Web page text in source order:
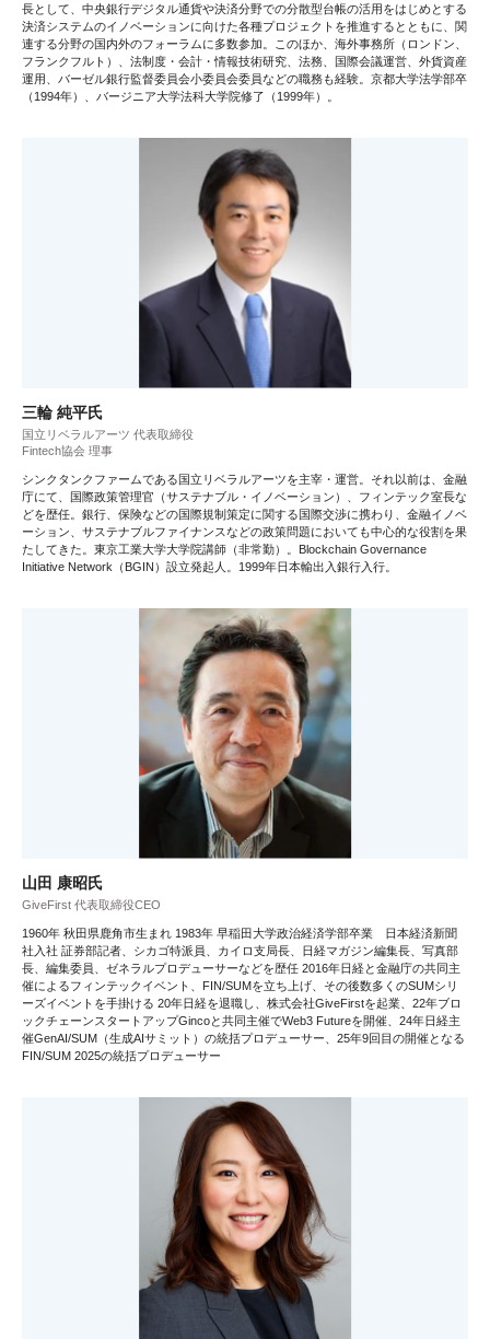
長として、中央銀行デジタル通貨や決済分野での分散型台帳の活用をはじめとする
決済システムのイノベーションに向けた各種プロジェクトを推進するとともに、関
連する分野の国内外のフォーラムに多数参加。このほか、海外事務所（ロンドン、
フランクフルト）、法制度・会計・情報技術研究、法務、国際会議運営、外貨資産
運用、バーゼル銀行監督委員会小委員会委員などの職務も経験。京都大学法学部卒
（1994年）、バージニア大学法科大学院修了（1999年）。
三輪 純平氏
国立リベラルアーツ 代表取締役
Fintech協会 理事
シンクタンクファームである国立リベラルアーツを主宰・運営。それ以前は、金融
庁にて、国際政策管理官（サステナブル・イノベーション）、フィンテック室長な
どを歴任。銀行、保険などの国際規制策定に関する国際交渉に携わり、金融イノベ
ーション、サステナブルファイナンスなどの政策問題においても中心的な役割を果
たしてきた。東京工業大学大学院講師（非常勤）。Blockchain Governance
Initiative Network（BGIN）設立発起人。1999年日本輸出入銀行入行。
山田 康昭氏
GiveFirst 代表取締役CEO
1960年 秋田県鹿角市生まれ 1983年 早稲田大学政治経済学部卒業 日本経済新聞
社入社 証券部記者、シカゴ特派員、カイロ支局長、日経マガジン編集長、写真部
長、編集委員、ゼネラルプロデューサーなどを歴任 2016年日経と金融庁の共同主
催によるフィンテックイベント、FIN/SUMを立ち上げ、その後数多くのSUMシリ
ーズイベントを手掛ける 20年日経を退職し、株式会社GiveFirstを起業、22年ブロ
ックチェーンスタートアップGincoと共同主催でWeb3 Futureを開催、24年日経主
催GenAI/SUM（生成AIサミット）の統括プロデューサー、25年9回目の開催となる
FIN/SUM 2025の統括プロデューサー